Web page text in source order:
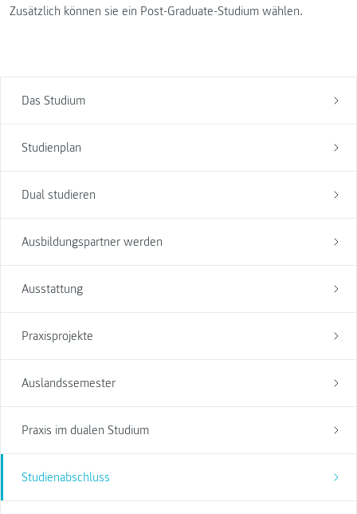
Das Studium
Studienplan
Dual studieren
Ausbildungspartner werden
Ausstattung
Praxisprojekte
Auslandssemester
Praxis im dualen Studium
Studienabschluss
Zusätzlich können sie ein Post-Graduate-Studium wählen.